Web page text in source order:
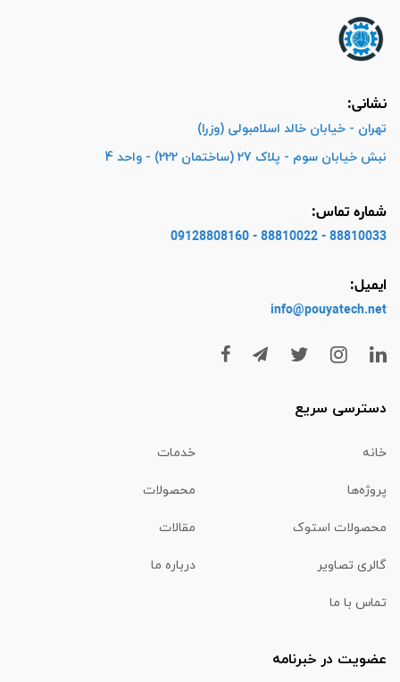
نشانی:
تهران - خیابان خالد اسلامبولی (وزرا)
نبش خیابان سوم - پلاک 27 (ساختمان 222) - واحد 4
شماره تماس:
88810033 - 88810022 - 09128808160
ایمیل:
info@pouyatech.net
دسترسی سریع
خانه خدمات
پروژه‌ها محصولات
محصولات استوک مقالات
گالری تصاویر درباره ما
تماس با ما
عضویت در خبرنامه